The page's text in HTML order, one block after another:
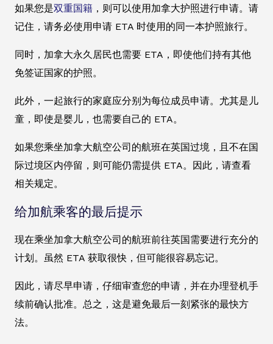
如果您是双重国籍 ，则可以使用加拿大护照进行申请。请
记住，请务必使用申请 ETA 时使用的同一本护照旅行。
同时，加拿大永久居民也需要 ETA，即使他们持有其他
免签证国家的护照。
此外，一起旅行的家庭应分别为每位成员申请。尤其是儿
童，即使是婴儿，也需要自己的 ETA。
如果您乘坐加拿大航空公司的航班在英国过境，且不在国
际过境区内停留，则可能仍需提供 ETA。因此，请查看
相关规定。
给加航乘客的最后提示
现在乘坐加拿大航空公司的航班前往英国需要进行充分的
计划。虽然 ETA 获取很快，但可能很容易忘记。
因此，请尽早申请，仔细审查您的申请，并在办理登机手
续前确认批准。总之，这是避免最后一刻紧张的最快方
法。